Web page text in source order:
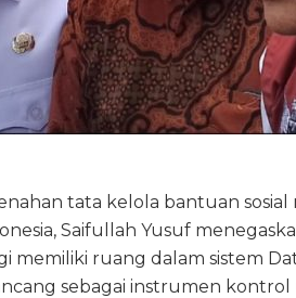
tata kelola bantuan sosial
Saifullah Yusuf
memiliki ruang dalam sistem
sebagai instrumen